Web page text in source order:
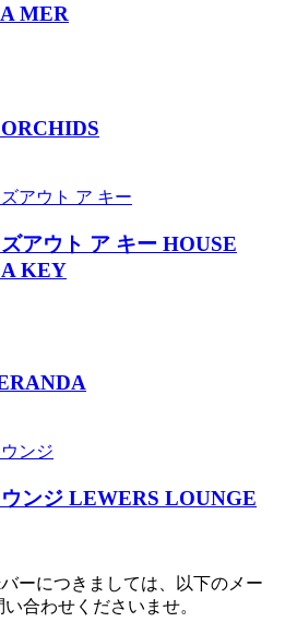
MER
ORCHIDS
アウト ア キー HOUSE
KEY
ンジ LEWERS LOUNGE
ーにつきましては、以下のメー
合わせくださいませ。